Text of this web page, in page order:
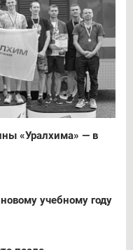
«Уралхима» — в
учебному году